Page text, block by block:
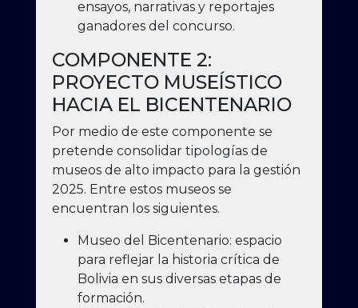
ensayos, narrativas y reportajes
ganadores del concurso.
COMPONENTE 2:
PROYECTO MUSEÍSTICO
HACIA EL BICENTENARIO
Por medio de este componente se
pretende consolidar tipologías de
museos de alto impacto para la gestión
2025. Entre estos museos se
encuentran los siguientes.
Museo del Bicentenario: espacio
para reflejar la historia crítica de
Bolivia en sus diversas etapas de
formación.